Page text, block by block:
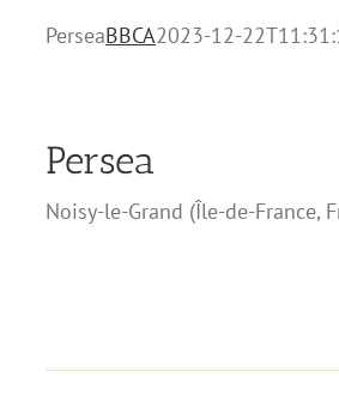
PerseaBBCA2023-12-
Persea
Noisy-le-Grand (Île-de-France,